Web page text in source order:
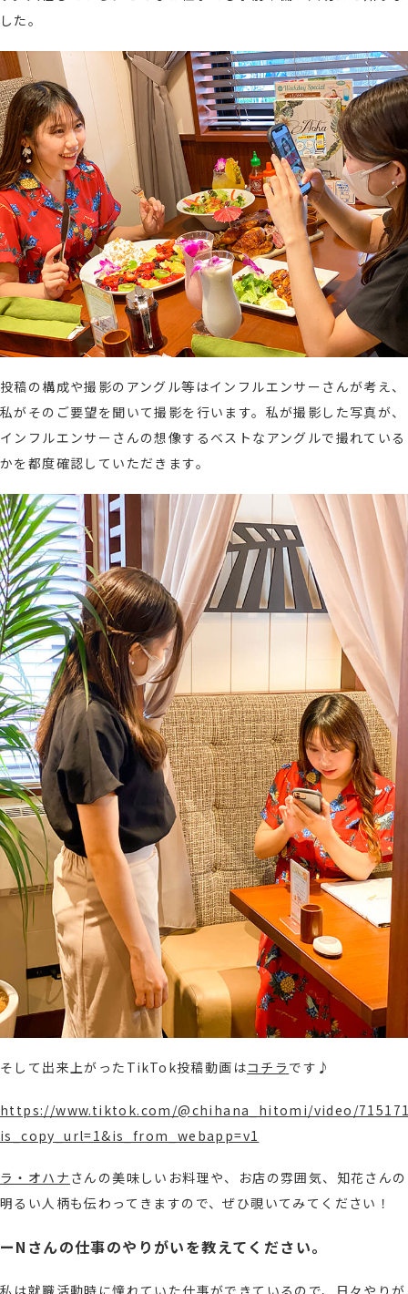
した。
投稿の構成や撮影のアングル等はインフルエンサーさんが考え、
私がそのご要望を聞いて撮影を行います。私が撮影した写真が、
インフルエンサーさんの想像するベストなアングルで撮れている
かを都度確認していただきます。
そして出来上がったTikTok投稿動画はコチラ です♪
https://www.tiktok.com/@chihana_hitomi/video/
is_copy_url=1&is_from_webapp=v1
ラ・オハナ さんの美味しいお料理や、お店の雰囲気、知花さんの
明るい人柄も伝わってきますので、ぜひ覗いてみてください！
ーNさんの仕事のやりがいを教えてください。